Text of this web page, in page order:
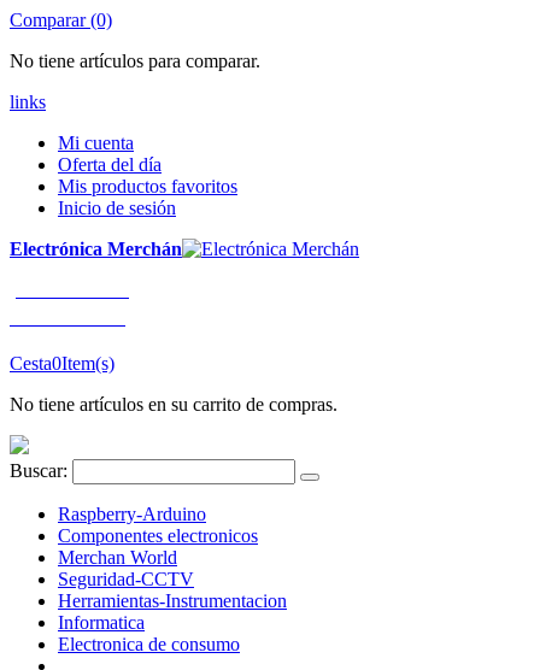
Comparar (0)
No tiene artículos para comparar.
links
Mi cuenta
Oferta del día
Mis productos favoritos
Inicio de sesión
Electrónica Merchán
Cesta0Item(s)
No tiene artículos en su carrito de compras.
Buscar:
Raspberry-Arduino
Componentes electronicos
Merchan World
Seguridad-CCTV
Herramientas-Instrumentacion
Informatica
Electronica de consumo